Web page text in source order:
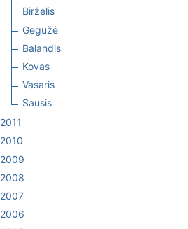
Birželis
Gegužė
Balandis
Kovas
Vasaris
Sausis
2011
2010
2009
2008
2007
2006